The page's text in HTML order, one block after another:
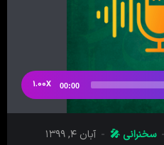
00:00
1.00X
سخنرانی 🎤 آبان ۴, ۱۳۹۹